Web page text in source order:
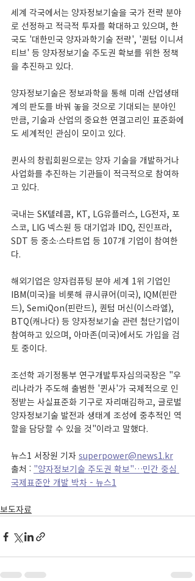
세계 각국에서는 양자정보기술을 국가 전략 분야
로 선정하고 적극적 투자를 확대하고 있으며, 한
국도 '대한민국 양자과학기술 전략', '퀀텀 이니셔
티브' 등 양자정보기술 주도권 확보를 위한 정책
을 추진하고 있다.
양자정보기술은 정보과학을 통해 미래 산업생태
계의 판도를 바꿔 놓을 것으로 기대되는 분야인
만큼, 기술과 산업의 중요한 연결고리인 표준화에
도 세계적인 관심이 모이고 있다.
퀸사의 창립회원으로는 양자 기술을 개발하거나
사업화를 추진하는 기관들이 적극적으로 참여하
고 있다.
국내는 SK텔레콤, KT, LG유플러스, LG전자, 포
스코, LIG 넥스원 등 대기업과 IDQ, 진인프라,
SDT 등 중소·스타트업 등 107개 기업이 참여한
다.
해외기업은 양자컴퓨팅 분야 세계 1위 기업인
IBM(미국)을 비롯해 큐시큐어(미국), IQM(핀란
드), SemiQon(핀란드), 퀀텀 머신(이스라엘),
BTQ(캐나다) 등 양자정보기술 관련 첨단기업이
참여하고 있으며, 아마존(미국)에서도 가입을 검
토 중이다.
조선학 과기정통부 연구개발투자심의국장은 "우
리나라가 주도해 출범한 '퀸사'가 국제적으로 인
정받는 사실표준화 기구로 자리매김하고, 글로벌
양자정보기술 발전과 생태계 조성에 중추적인 역
할을 담당할 수 있을 것"이라고 말했다.
뉴스1 서장원 기자 superpower@news1.kr
출처 : "양자정보기술 주도권 확보"…민간 중심
국제표준안 개발 박차 - 뉴스1
보도자료